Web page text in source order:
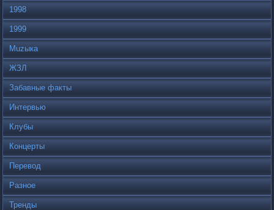
1998
1999
Muzыка
ЖЗЛ
Забавные факты
Интервью
Клубы
Концерты
Перевод
Разное
Тренды